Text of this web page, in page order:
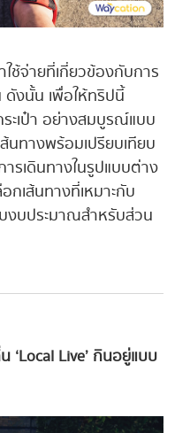
ช้จ่ายที่เกี่ยวข้องกับการ
ดังนั้น เพื่อให้ทริปนี้
ะเป๋า อย่างสมบูรณ์แบบ
ทางพร้อมเปรียบเทียบ
ารเดินทางในรูปแบบต่าง
กเส้นทางที่เหมาะกับ
งบประมาณสำหรับส่วน
Live’ กินอยู่แบบ